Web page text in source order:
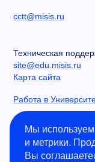
cctt@misis.ru
Техническая
site@edu.misis.ru
Карта сайта
Работа в
Сведения об
Информация о
Противодействие
Мы
и метрики.
Вы